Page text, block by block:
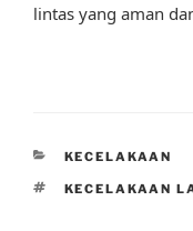
lintas yang aman
CATEGORIES
KECELAKAAN
TAGS
KECELAKAAN